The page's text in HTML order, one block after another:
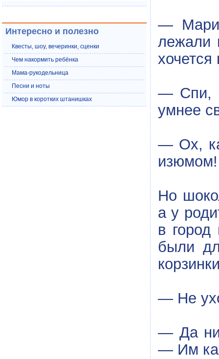
—
лежали
— Спи,
умнее
— Ох,
Но
а у
в
были
— Не
— Да
— Им
Интересно и полезно
Квесты, шоу, вечеринки, сценки
Чем накормить ребёнка
Мама-рукодельница
Песни и ноты
Юмор в коротких штанишках